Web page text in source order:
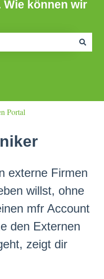
können wir
Portal
externe Firmen
willst, ohne
mfr Account
den Externen
zeigt dir